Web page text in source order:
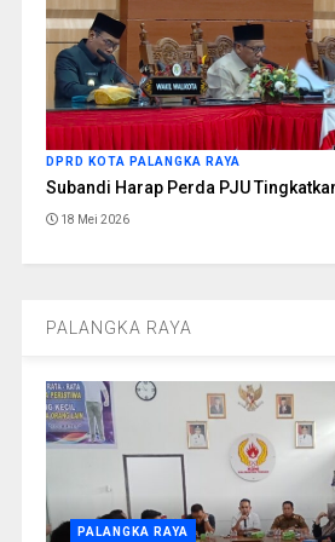
DPRD KOTA PALANGKA RAYA
Subandi Harap Perda PJU
18 Mei 2026
PALANGKA RAYA
PALANGKA RAYA